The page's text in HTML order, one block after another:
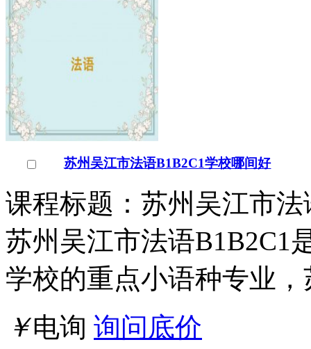
苏州吴江市法语B1B2C1学校哪间好
课程标题：苏州吴江市
苏州吴江市法语B1B2C1
学校的重点小语种专业，
￥电询 询问底价